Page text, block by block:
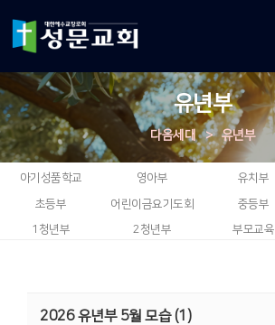
유년부
다음세대 > 유년부
아기성품학교 영아부 유치부
초등부 어린이금요기도회 중등부
1청년부
2청년부 부모교육
2026 유년부 5월 모습 (1)